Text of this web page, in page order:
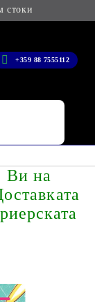
стоки
+359 88 7555112
Ви на